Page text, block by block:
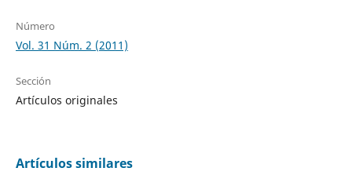
Número
Vol. 31 Núm. 2 (2011)
Sección
Artículos originales
Artículos similares